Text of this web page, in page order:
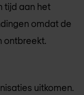
tijd aan het
omdat de
ontbreekt.
uitkomen.